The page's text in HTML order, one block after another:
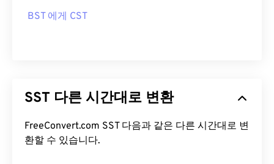
BST 에게 CST
SST 다른 시간대로 변환
FreeConvert.com SST 다음과 같은 다른 시간대로 변
환할 수 있습니다.